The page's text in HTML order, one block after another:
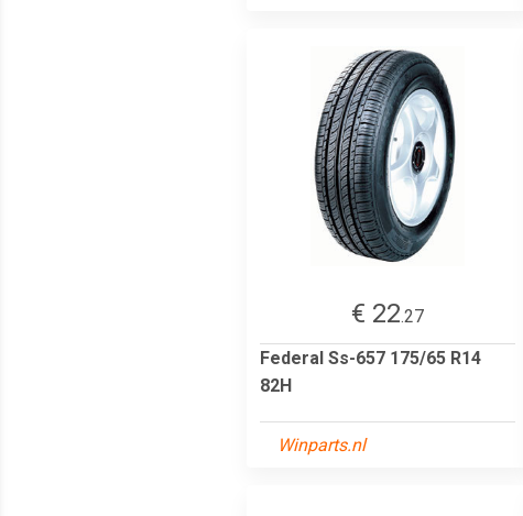
€ 22.27
Federal Ss-657 175/65 R14
82H
Winparts.nl